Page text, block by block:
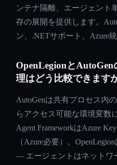
ンテナ隔離、エージェント
存の展開を提供します。
ン、.NETサポート、Azure
OpenLegionと
理はどう比較できます
AutoGenは共有プロセス内
らアクセス可能な環境変数
Agent FrameworkはAzure
（Azure必要）。
— エージェントはネットワ